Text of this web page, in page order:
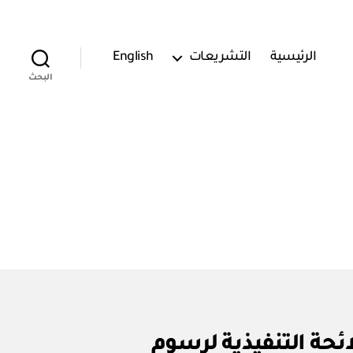
الرئيسية التشريعات English
البحث
رقم (٤٧٠٠٨٢٢٥٠٣ / ١) اعتماد اللائحة التنفيذية لرسوم